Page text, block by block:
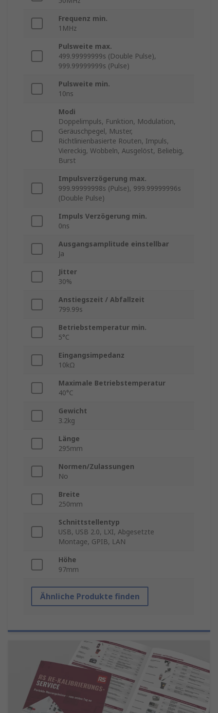
Frequenz min.
1MHz
Pulsweite max.
499.99999999s (Double Pulse),
999.99999999s (Pulse)
Pulsweite min.
10ns
Modi
Doppelimpuls, Funktion, Modulation,
Geräuschpegel, Muster,
Richtlinienbasierte Routen, Impuls,
Viereckig, Wobbeln, Ausgelöst, Beliebig,
Burst
Impulsverzögerung max.
999.99999998s (Pulse), 999.99999996s
(Double Pulse)
Impuls Verzögerung min.
0ns
Ausgangsamplitude einstellbar
Ja
Jitter
30%
Anstiegszeit / Abfallzeit
799.99s
Betriebstemperatur min.
5°C
Eingangsimpedanz
10kΩ
Maximale Betriebstemperatur
40°C
Gewicht
3.2kg
Länge
295mm
Normen/Zulassungen
No
Breite
250mm
Schnittstellentyp
USB, USB 2.0, LXI, Abgesetzte
Montage, GPIB, LAN
Höhe
97mm
Ähnliche Produkte finden